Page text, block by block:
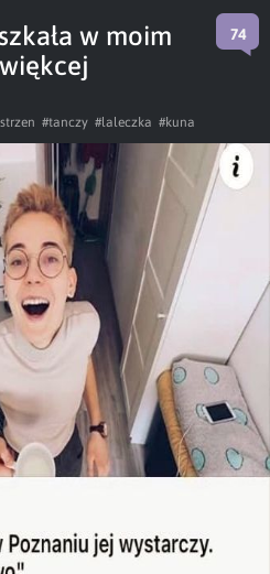
w moim
74
#tanczy #laleczka #kuna